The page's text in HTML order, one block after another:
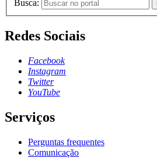
Busca:
Redes Sociais
Facebook
Instagram
Twitter
YouTube
Serviços
Perguntas frequentes
Comunicação